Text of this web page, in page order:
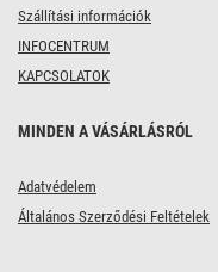
Szállítási információk
INFOCENTRUM
KAPCSOLATOK
MINDEN A VÁSÁRLÁSRÓL
Adatvédelem
Általános Szerződési Feltételek